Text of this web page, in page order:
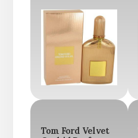
Tom Ford Velvet